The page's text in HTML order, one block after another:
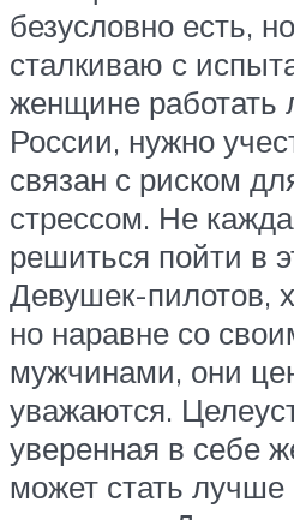
безусловно есть,
сталкиваю с
женщине работать
России, нужно
связан с риском
стрессом. Не
решиться пойти в
Девушек-пилотов,
но наравне со
мужчинами, они
уважаются.
уверенная в себе
может стать лучше